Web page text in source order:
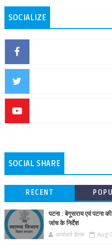
SOCIALIZE
SOCIAL SHARE
RECENT
पटना : बेगूसराय एवं पटना
जांच के निर्देश
आर्यावर्त डेस्क Aug